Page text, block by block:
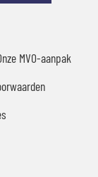
MVO-aanpak